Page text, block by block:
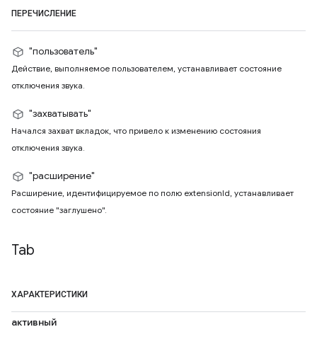
ПЕРЕЧИСЛЕНИЕ
"пользователь"
Действие, выполняемое пользователем, устанавливает состояние
отключения звука.
"захватывать"
Начался захват вкладок, что привело к изменению состояния
отключения звука.
"расширение"
Расширение, идентифицируемое по полю extensionId, устанавливает
состояние "заглушено".
Tab
ХАРАКТЕРИСТИКИ
активный